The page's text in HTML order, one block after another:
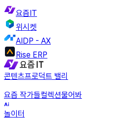
요즘IT
위시켓
AIDP - AX
Rise ERP
콘텐츠프로덕트 밸리
요즘 작가들컬렉션물어봐
놀이터